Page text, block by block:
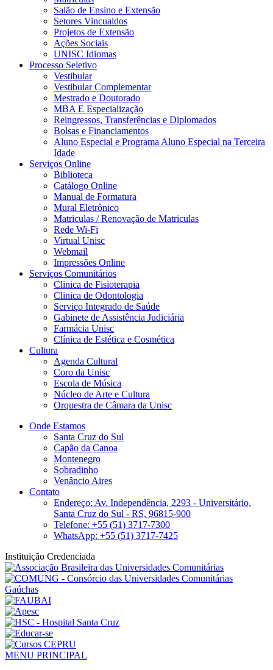
Salão de Ensino e Extensão
Setores Vincualdos
Projetos de Extensão
Ações Sociais
UNISC Idiomas
Processo Seletivo
Vestibular
Vestibular Complementar
Mestrado e Doutorado
MBA E Especialização
Reingressos, Transferências e Diplomados
Bolsas e Financiamentos
Aluno Especial e Programa Aluno Especial na Terceira
Idade
Serviços Online
Biblioteca
Catálogo Online
Manual de Formatura
Mural Eletrônico
Matriculas / Renovação de Matriculas
Rede Wi-Fi
Virtual Unisc
Webmail
Impressões Online
Serviços Comunitários
Clinica de Fisioterapia
Clinica de Odontologia
Serviço Integrado de Saúde
Gabinete de Assistência Judiciária
Farmácia Unisc
Clínica de Estética e Cosmética
Cultura
Agenda Cultural
Coro da Unisc
Escola de Música
Núcleo de Arte e Cultura
Orquestra de Câmara da Unisc
Onde Estamos
Santa Cruz do Sul
Capão da Canoa
Montenegro
Sobradinho
Venâncio Aires
Contato
Endereço: Av. Independência, 2293 - Universitário,
Santa Cruz do Sul - RS, 96815-900
Telefone: +55 (51) 3717-7300
WhatsApp: +55 (51) 3717-7425
Instituição Credenciada
MENU PRINCIPAL